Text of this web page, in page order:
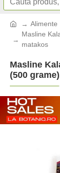
Alimente
Masline
matakos
Masline
(500